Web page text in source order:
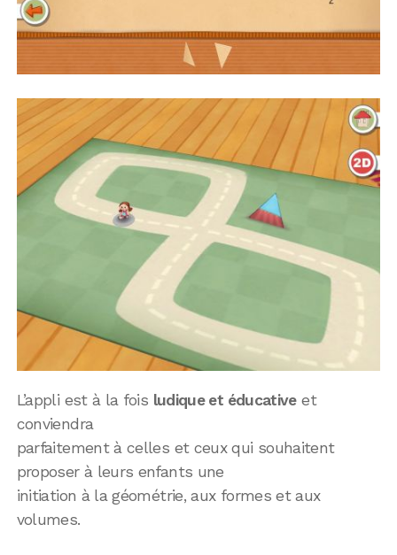
L’appli est à la fois ludique et éducativeet
conviendra
parfaitement à celles et ceux qui souhaitent
proposer à leurs enfants une
initiation à la géométrie, aux formes et aux
volumes.